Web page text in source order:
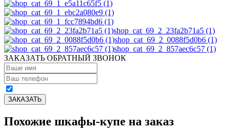
shop_cat_69_2_23fa2b71a5 (1)
shop_cat_69_2_0088f5d0b6 (1)
shop_cat_69_2_857aec6c57 (1)
ЗАКАЗАТЬ ОБРАТНЫЙ ЗВОНОК
Похожие шкафы-купе на заказ